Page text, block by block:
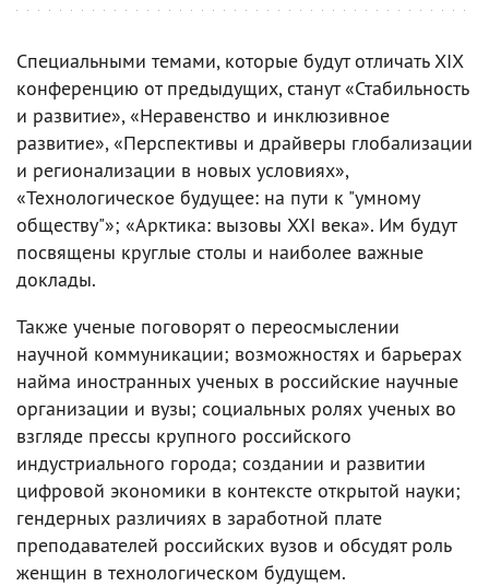
Специальными темами, которые будут отличать XIX
конференцию от предыдущих, станут «Стабильность
и развитие», «Неравенство и инклюзивное
развитие», «Перспективы и драйверы глобализации
и регионализации в новых условиях»,
«Технологическое будущее: на пути к "умному
обществу"»; «Арктика: вызовы XXI века». Им будут
посвящены круглые столы и наиболее важные
доклады.
Также ученые поговорят о переосмыслении
научной коммуникации; возможностях и барьерах
найма иностранных ученых в российские научные
организации и вузы; социальных ролях ученых во
взгляде прессы крупного российского
индустриального города; создании и развитии
цифровой экономики в контексте открытой науки;
гендерных различиях в заработной плате
преподавателей российских вузов и обсудят роль
женщин в технологическом будущем.